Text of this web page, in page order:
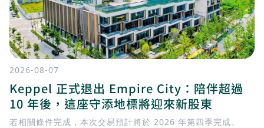
2026-08-07
Keppel 正式退出 Empire City：陪伴超過
10 年後，這座守添地標將迎來新股東
若相關條件完成，本次交易預計將於 2026 年第四季完成。